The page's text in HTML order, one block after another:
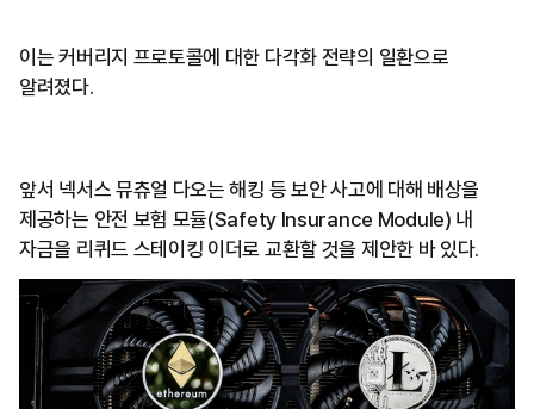
이는 커버리지 프로토콜에 대한 다각화 전략의 일환으로
알려졌다.
앞서 넥서스 뮤츄얼 다오는 해킹 등 보안 사고에 대해 배상을
제공하는 안전 보험 모듈(Safety Insurance Module) 내
자금을 리퀴드 스테이킹 이더로 교환할 것을 제안한 바 있다.